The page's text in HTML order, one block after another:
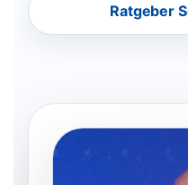
Ratgeber